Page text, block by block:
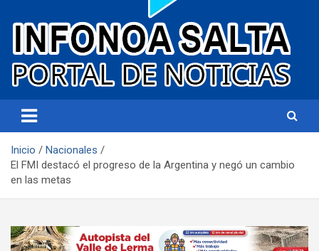
Infonoa Salta
Inicio
Nacionales
El FMI destacó el progreso de la Argentina y negó un cambio
en las metas